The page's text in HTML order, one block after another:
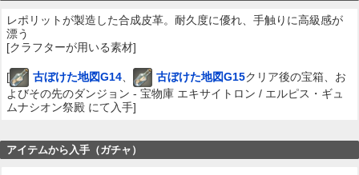
レポリットが製造した合成皮革。耐久度に優れ、手触りに高級感が
漂う
[クラフターが用いる素材]
[ 古ぼけた地図G14、 古ぼけた地図G15クリア後の宝箱、お
よびその先のダンジョン - 宝物庫 エキサイトロン / エルピス・ギュ
ムナシオン祭殿 にて入手]
アイテムから入手（ガチャ）